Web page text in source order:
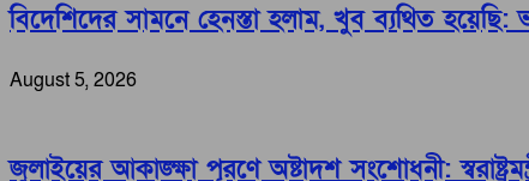
বিদেশিদের সামনে হেনস্তা হলাম, খুব ব্যথিত হয়েছি:
August 5, 2026
জুলাইয়ের আকাঙ্ক্ষা পূরণে অষ্টাদশ সংশোধনী: